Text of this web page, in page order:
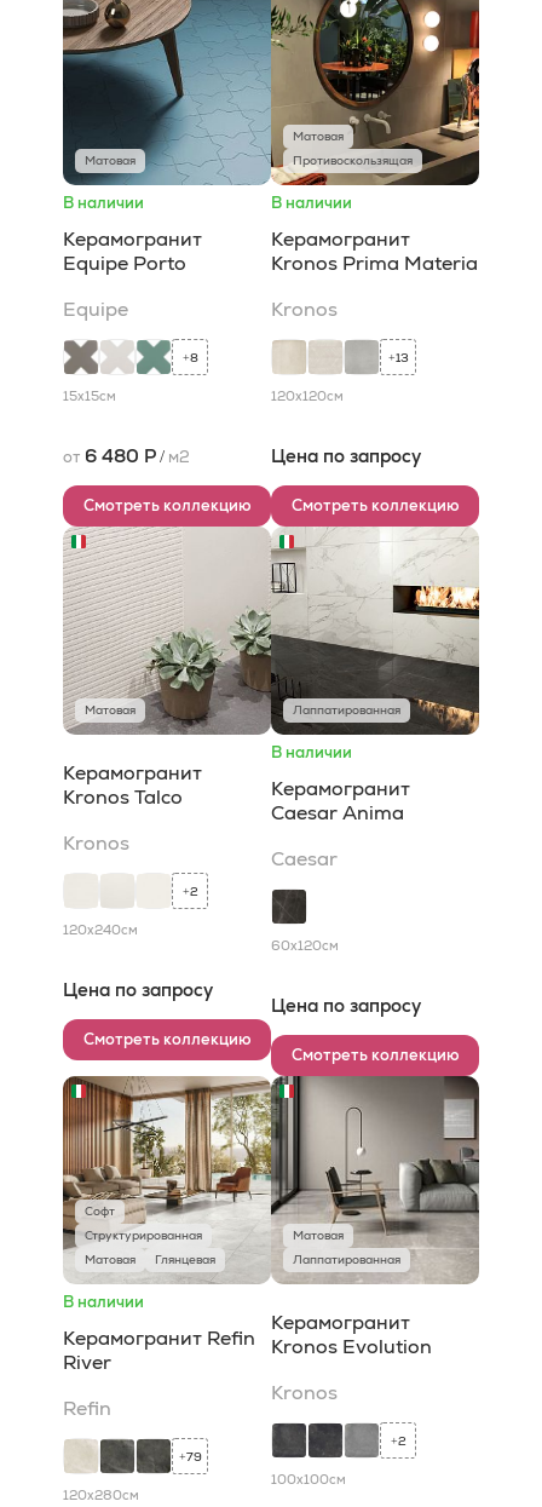
Матовая
В наличии
Керамогранит
Equipe Porto
Equipe
+8
15x15см
от 6 480 Р/ м2
Смотреть коллекцию
Матовая
Противоскользящая
В наличии
Керамогранит
Kronos Prima Materia
Kronos
+13
120x120см
Цена по запросу
Смотреть коллекцию
Матовая
Керамогранит
Kronos Talco
Kronos
+2
120x240см
Цена по запросу
Смотреть коллекцию
Лаппатированная
В наличии
Керамогранит
Caesar Anima
Caesar
60x120см
Цена по запросу
Смотреть коллекцию
Софт
Структурированная
Матовая
Глянцевая
В наличии
Керамогранит Refin
River
Refin
+79
120x280см
Матовая
Лаппатированная
Керамогранит
Kronos Evolution
Kronos
+2
100x100см